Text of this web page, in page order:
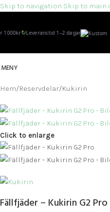
Skip to navigation Skip to main
↻Leveranstid 1–2 dagar
MENY
Hem/Reservdelar/Kukirin
Click to enlarge
Fällfjäder – Kukirin G2 Pro